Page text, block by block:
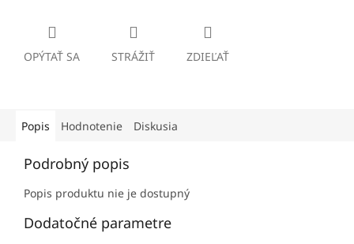
OPÝTAŤ SA STRÁŽIŤ ZDIEĽAŤ
Popis Hodnotenie Diskusia
Podrobný popis
Popis produktu nie je dostupný
Dodatočné parametre